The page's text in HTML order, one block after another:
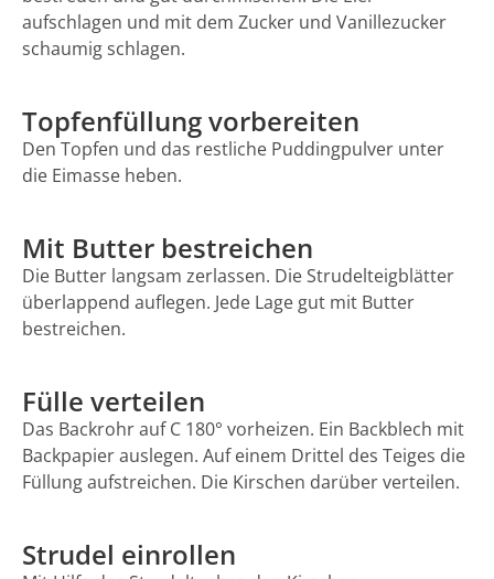
aufschlagen und mit dem Zucker und Vanillezucker
schaumig schlagen.
Topfenfüllung vorbereiten
Den Topfen und das restliche Puddingpulver unter
die Eimasse heben.
Mit Butter bestreichen
Die Butter langsam zerlassen. Die Strudelteigblätter
überlappend auflegen. Jede Lage gut mit Butter
bestreichen.
Fülle verteilen
Das Backrohr auf C 180° vorheizen. Ein Backblech mit
Backpapier auslegen. Auf einem Drittel des Teiges die
Füllung aufstreichen. Die Kirschen darüber verteilen.
Strudel einrollen